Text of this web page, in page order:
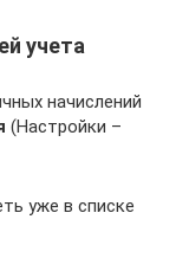
учета
начислений
(Настройки –
уже в списке